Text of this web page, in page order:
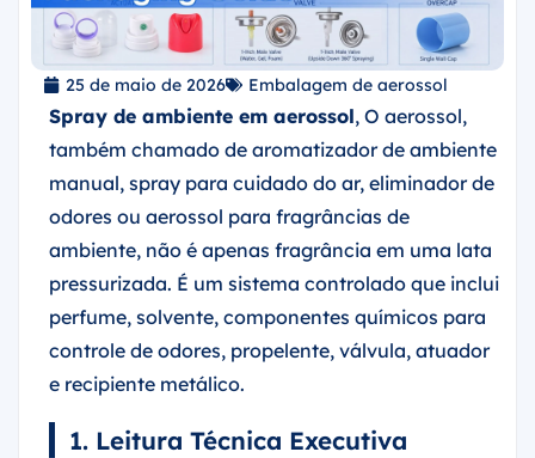
25 de maio de 2026 Embalagem de aerossol
Spray de ambiente em aerossol, O aerossol,
também chamado de aromatizador de ambiente
manual, spray para cuidado do ar, eliminador de
odores ou aerossol para fragrâncias de
ambiente, não é apenas fragrância em uma lata
pressurizada. É um sistema controlado que inclui
perfume, solvente, componentes químicos para
controle de odores, propelente, válvula, atuador
e recipiente metálico.
1. Leitura Técnica Executiva